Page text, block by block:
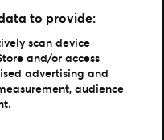
to provide:
scan device
and/or access
advertising and
audience